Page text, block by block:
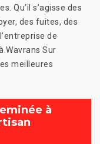
Qu’il s’agisse des
des fuites, des
de
Wavrans Sur
meilleures
à